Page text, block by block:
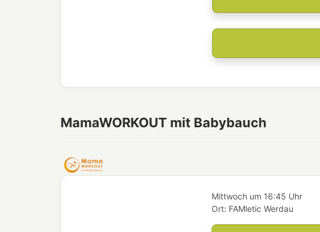
MamaWORKOUT mit Babybauch
Mittwoch um 16:45 Uhr
Ort: FAMletic Werdau